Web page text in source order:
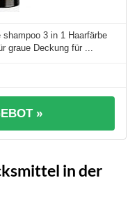
3 in 1 Haarfärbe
graue Deckung für ...
»
in der